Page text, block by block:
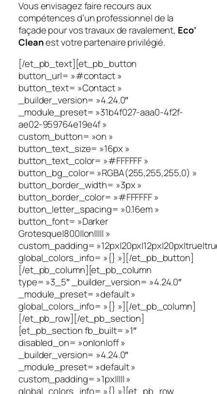
Vous envisagez faire recours aux
compétences d’un professionnel de la
façade pour vos travaux de ravalement, Eco’
Cleanest votre partenaire privilégié.
[/et_pb_text][et_pb_button
button_url= »#contact »
button_text= »Contact »
_builder_version= »4.24.0″
_module_preset= »31b4f027-aaa0-4f2f-
ae02-959764e19e4f »
custom_button= »on »
button_text_size= »16px »
button_text_color= »#FFFFFF »
button_bg_color= »RGBA(255,255,255,0) »
button_border_width= »3px »
button_border_color= »#FFFFFF »
button_letter_spacing= »0.16em »
button_font= »Darker
Grotesque|800||on||||| »
custom_padding=
global_colors_info= »{} »][/et_pb_button]
[/et_pb_column][et_pb_column
type= »3_5″ _builder_version= »4.24.0″
_module_preset= »default »
global_colors_info= »{} »][/et_pb_column]
[/et_pb_row][/et_pb_section]
[et_pb_section fb_built= »1″
disabled_on= »on|on|off »
_builder_version= »4.24.0″
_module_preset= »default »
custom_padding= »1px||||| »
global_colors_info= »{} »][et_pb_row